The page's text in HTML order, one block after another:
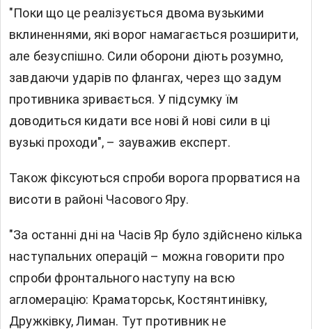
"Поки що це реалізується двома вузькими
вклиненнями, які ворог намагається розширити,
але безуспішно. Сили оборони діють розумно,
завдаючи ударів по флангах, через що задум
противника зривається. У підсумку їм
доводиться кидати все нові й нові сили в ці
вузькі проходи", – зауважив експерт.
Також фіксуються спроби ворога прорватися на
висоти в районі Часового Яру.
"За останні дні на Часів Яр було здійснено кілька
наступальних операцій – можна говорити про
спроби фронтального наступу на всю
агломерацію: Краматорськ, Костянтинівку,
Дружківку, Лиман. Тут противник не